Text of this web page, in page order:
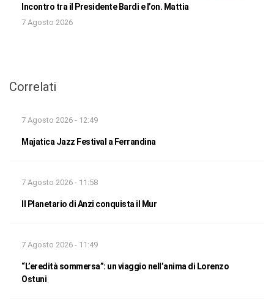
Incontro tra il Presidente Bardi e l’on. Mattia
7 Agosto 2026
Correlati
7 Agosto 2026 - 12:49
Majatica Jazz Festival a Ferrandina
7 Agosto 2026 - 11:58
Il Planetario di Anzi conquista il Mur
7 Agosto 2026 - 11:49
“L’eredità sommersa”: un viaggio nell’anima di Lorenzo
Ostuni